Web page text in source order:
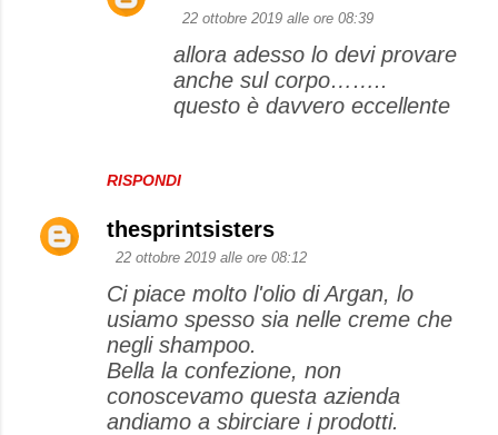
RISPONDI
22 ottobre 2019 alle ore 08:39
allora adesso lo devi provare
anche sul corpo……..
questo è davvero eccellente
thesprintsisters
22 ottobre 2019 alle ore 08:12
Ci piace molto l'olio di Argan, lo
usiamo spesso sia nelle creme che
negli shampoo.
Bella la confezione, non
conoscevamo questa azienda
andiamo a sbirciare i prodotti.